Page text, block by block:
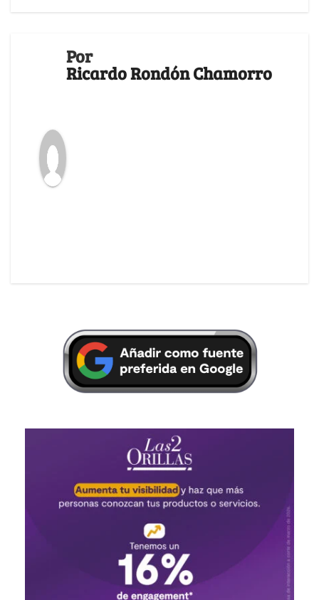
Por
Ricardo Rondón Chamorro